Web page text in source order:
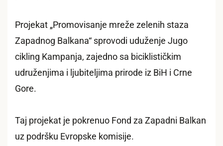
Projekat „Promovisanje mreže zelenih staza
Zapadnog Balkana“ sprovodi uduženje Jugo
cikling Kampanja, zajedno sa biciklističkim
udruženjima i ljubiteljima prirode iz BiH i Crne
Gore.
Taj projekat je pokrenuo Fond za Zapadni Balkan
uz podršku Evropske komisije.